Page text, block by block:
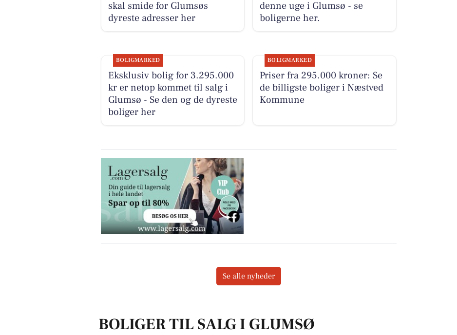
skal smide for Glumsøs
dyreste adresser her
denne uge i Glumsø - se
boligerne her.
BOLIGMARKED
Eksklusiv bolig for 3.295.000
kr er netop kommet til salg i
Glumsø - Se den og de dyreste
boliger her
BOLIGMARKED
Priser fra 295.000 kroner: Se
de billigste boliger i Næstved
Kommune
Se alle nyheder
BOLIGER TIL SALG I GLUMSØ